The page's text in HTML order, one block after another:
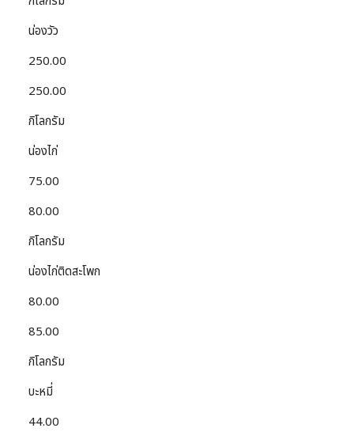
น่องวัว
250.00
250.00
กิโลกรัม
น่องไก่
75.00
80.00
กิโลกรัม
น่องไก่ติดสะโพก
80.00
85.00
กิโลกรัม
บะหมี่
44.00